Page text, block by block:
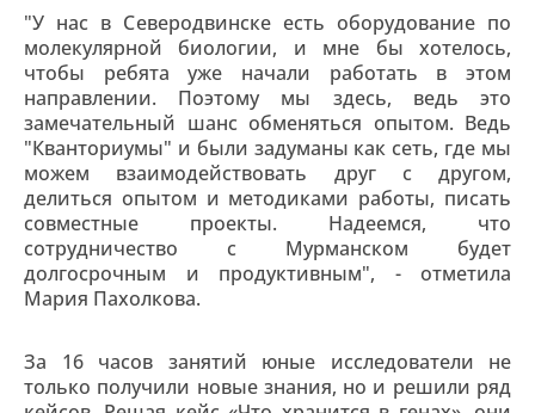
"У нас в Северодвинске есть оборудование по
молекулярной биологии, и мне бы хотелось,
чтобы ребята уже начали работать в этом
направлении. Поэтому мы здесь, ведь это
замечательный шанс обменяться опытом. Ведь
"Кванториумы" и были задуманы как сеть, где мы
можем взаимодействовать друг с другом,
делиться опытом и методиками работы, писать
совместные проекты. Надеемся, что
сотрудничество с Мурманском будет
долгосрочным и продуктивным", - отметила
Мария Пахолкова.
За 16 часов занятий юные исследователи не
только получили новые знания, но и решили ряд